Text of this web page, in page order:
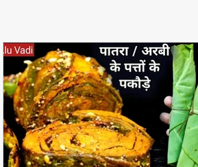
View More